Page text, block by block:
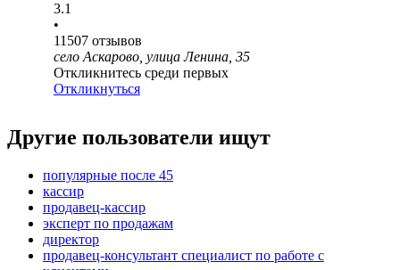
3.1
•
11507 отзывов
село Аскарово, улица Ленина, 35
Откликнитесь среди первых
Откликнуться
Другие пользователи ищут
популярные после 45
кассир
продавец-кассир
эксперт по продажам
директор
продавец-консультант специалист по работе с